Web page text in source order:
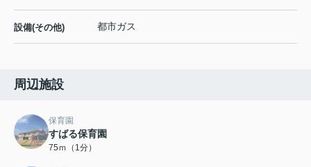
設備(その他) 都市ガス
周辺施設
保育園
すばる保育園
75ｍ（1分）